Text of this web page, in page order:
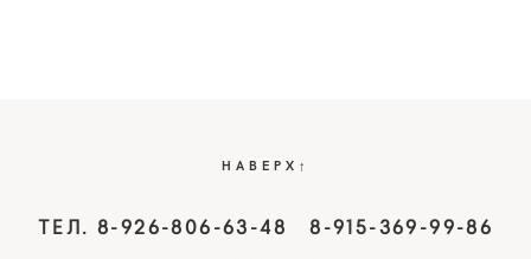
НАВЕРХ↑
ТЕЛ. 8-926-806-63-48 8-915-369-99-86